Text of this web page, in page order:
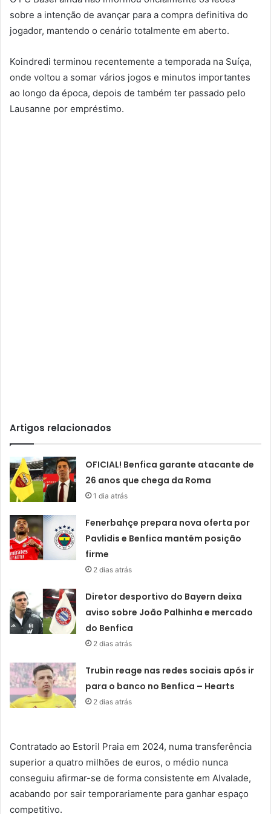
sobre a intenção de avançar para a compra definitiva do
jogador, mantendo o cenário totalmente em aberto.
Koindredi terminou recentemente a temporada na Suíça,
onde voltou a somar vários jogos e minutos importantes
ao longo da época, depois de também ter passado pelo
Lausanne por empréstimo.
Artigos relacionados
OFICIAL! Benfica garante atacante de
26 anos que chega da Roma
1 dia atrás
Fenerbahçe prepara nova oferta por
Pavlidis e Benfica mantém posição
firme
2 dias atrás
Diretor desportivo do Bayern deixa
aviso sobre João Palhinha e mercado
do Benfica
2 dias atrás
Trubin reage nas redes sociais após ir
para o banco no Benfica – Hearts
2 dias atrás
Contratado ao Estoril Praia em 2024, numa transferência
superior a quatro milhões de euros, o médio nunca
conseguiu afirmar-se de forma consistente em Alvalade,
acabando por sair temporariamente para ganhar espaço
competitivo.